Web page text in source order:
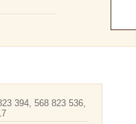
394, 568 823 536,